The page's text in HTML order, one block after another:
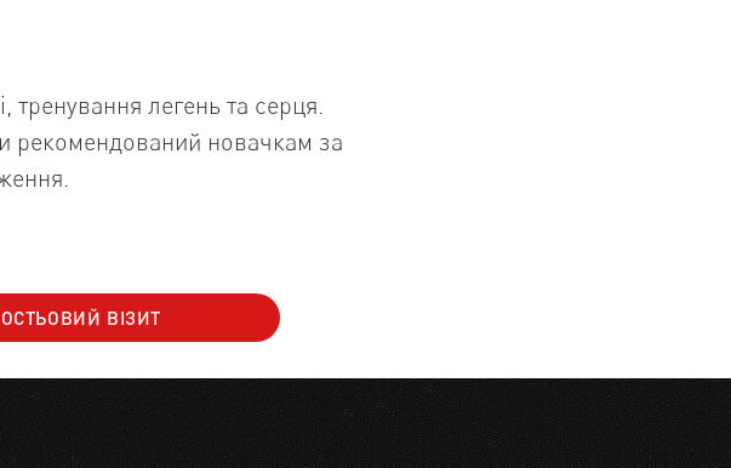
тренування легень та серця.
рекомендований новачкам за
ВІЗИТ